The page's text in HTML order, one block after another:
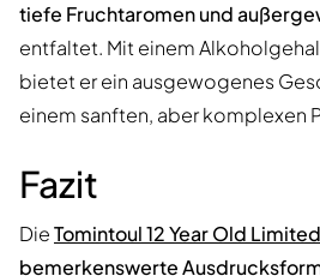
tiefe Fruchtaromen und
entfaltet. Mit einem
bietet er ein ausgewogenes
einem sanften, aber komplexen
Fazit
DieTomintoul 12 Year Old
bemerkenswerte